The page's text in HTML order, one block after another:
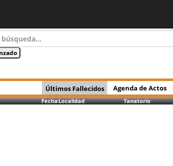
Últimos Fallecidos Agenda de Actos
FechaLocalidad Tanatorio